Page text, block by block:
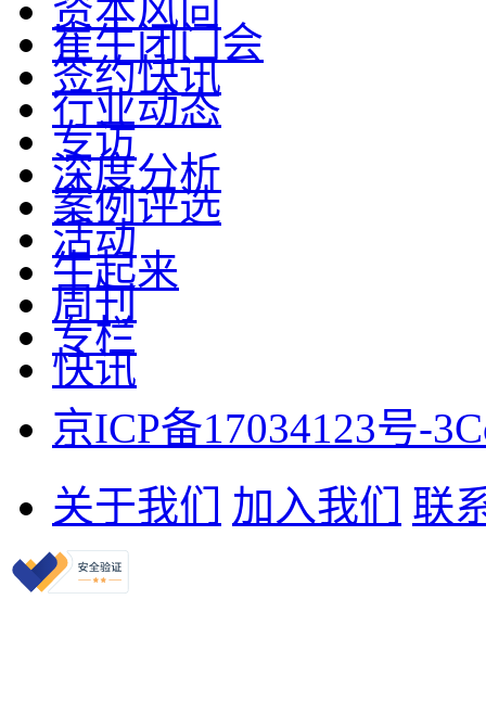
资本风向
崔牛闭门会
签约快讯
行业动态
专访
深度分析
案例评选
活动
牛起来
周刊
专栏
快讯
京ICP备17034123号-3
关于我们
加入我们 联